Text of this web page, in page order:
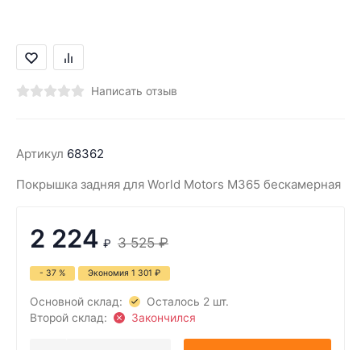
Написать отзыв
Артикул 68362
Покрышка задняя для World Motors M365 бескамерная
2 224 ₽ 3 525 ₽
- 37 % Экономия 1 301 ₽
Основной склад:
Осталось 2 шт.
Второй склад:
Закончился